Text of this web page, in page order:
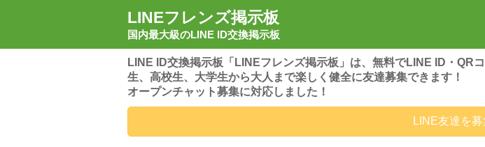
LINEフレンズ掲示板
国内最大級のLINE ID交換掲示板
LINE ID交換掲示板「LINEフレンズ掲示板」は、無料でLINE ID・QR
生、高校生、大学生から大人まで楽しく健全に友達募集できます！
オープンチャット募集に対応しました！
LINE友達を募